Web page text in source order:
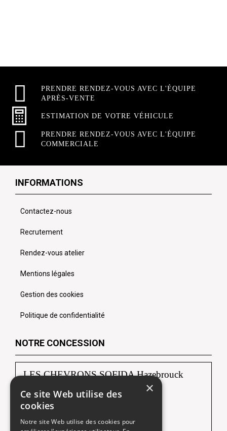
PRENDRE RENDEZ-VOUS AVEC L'ÉQUIPE
APRÈS-VENTE
ESTIMATION DE VOTRE VÉHICULE
PRENDRE RENDEZ-VOUS AVEC L'ÉQUIPE
COMMERCIALE
INFORMATIONS
Contactez-nous
Recrutement
Rendez-vous atelier
Mentions légales
Gestion des cookies
Politique de confidentialité
NOTRE CONCESSION
LES CHEVRONS SOFIDA Hazebrouck
88, route de Borre
59190 HAZEBROUCK
Tél : 03 28 42 92 92
×
Ce site Web utilise des
cookies
Notre site Web utilise des cookies pour